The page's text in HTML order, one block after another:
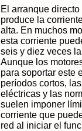
El arranque
produce la
alta. En muchos
esta corriente
seis y diez veces
Aunque los
para soportar este
períodos cortos,
eléctricas y las
suelen imponer
corriente que
red al iniciar el